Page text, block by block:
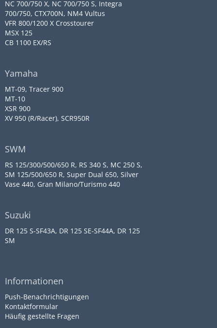
NC 700/750 X, NC 700/750 S, Integra
700/750, CTX700N, NM4 Vultus
VFR 800/1200 X Crosstourer
MSX 125
CB 1100 EX/RS
Yamaha
MT-09, Tracer 900
MT-10
XSR 900
XV 950 (R/Racer), SCR950R
SWM
RS 125/300/500/650 R, RS 340 S, MC 250 S,
SM 125/500/650 R, Super Dual 650, Silver
Vase 440, Gran Milano/Turismo 440
Suzuki
DR 125 S-SF43A, DR 125 SE-SF44A, DR 125
SM
Informationen
Push-Benachrichtigungen
Kontaktformular
Häufig gestellte Fragen